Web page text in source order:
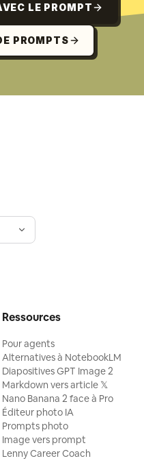
LE PROMPT
PROMPTS
Ressources
Pour agents
Alternatives à NotebookLM
Diapositives GPT Image 2
Markdown vers article 𝕏
Nano Banana 2 face à Pro
Éditeur photo IA
Prompts photo
Image vers prompt
Lenny Career Coach